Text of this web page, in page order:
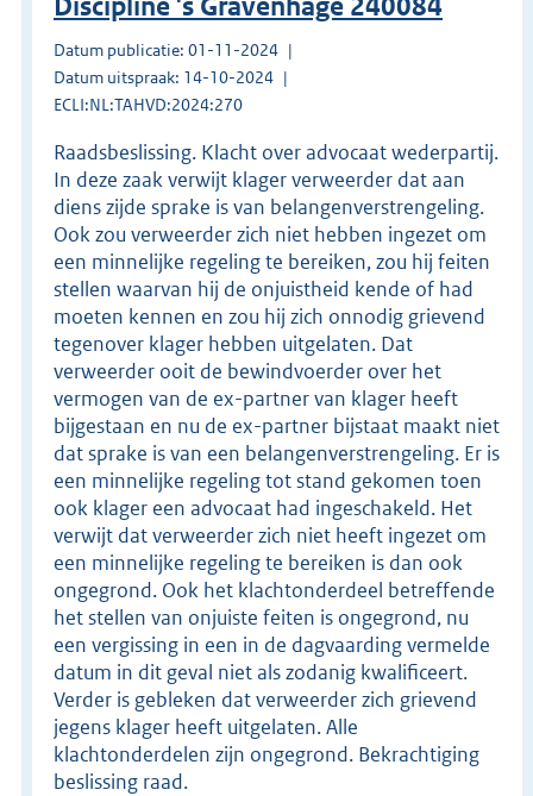
Datum publicatie: 01-11-2024
Datum uitspraak: 14-10-2024
ECLI:NL:TAHVD:2024:270
Raadsbeslissing. Klacht over advocaat wederpartij.
In deze zaak verwijt klager verweerder dat aan
diens zijde sprake is van belangenverstrengeling.
Ook zou verweerder zich niet hebben ingezet om
een minnelijke regeling te bereiken, zou hij feiten
stellen waarvan hij de onjuistheid kende of had
moeten kennen en zou hij zich onnodig grievend
tegenover klager hebben uitgelaten. Dat
verweerder ooit de bewindvoerder over het
vermogen van de ex-partner van klager heeft
bijgestaan en nu de ex-partner bijstaat maakt niet
dat sprake is van een belangenverstrengeling. Er is
een minnelijke regeling tot stand gekomen toen
ook klager een advocaat had ingeschakeld. Het
verwijt dat verweerder zich niet heeft ingezet om
een minnelijke regeling te bereiken is dan ook
ongegrond. Ook het klachtonderdeel betreffende
het stellen van onjuiste feiten is ongegrond, nu
een vergissing in een in de dagvaarding vermelde
datum in dit geval niet als zodanig kwalificeert.
Verder is gebleken dat verweerder zich grievend
jegens klager heeft uitgelaten. Alle
klachtonderdelen zijn ongegrond. Bekrachtiging
beslissing raad.